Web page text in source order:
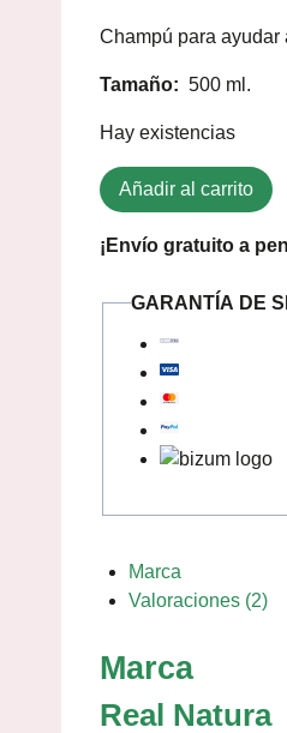
Champú para
Tamaño: 500 ml.
Hay existencias
Añadir al carrito
¡Envío gratuito a
GARANTÍA DE
Marca
Valoraciones (2)
Marca
Real Natura